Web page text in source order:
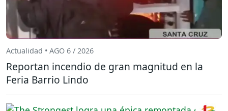
Actualidad • AGO 6 / 2026
Reportan incendio de gran magnitud en la
Feria Barrio Lindo